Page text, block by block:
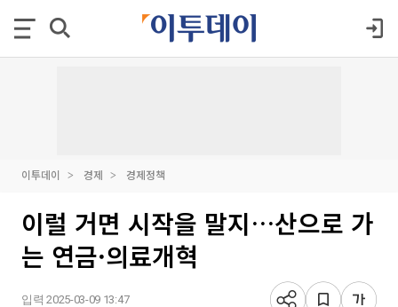
이투데이 경제 경제정책
이럴 거면 시작을 말지…산으로 가
는 연금·의료개혁
입력 2025-03-09 13:47